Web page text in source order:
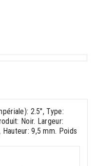
2.5", Type:
Noir. Largeur:
9,5 mm. Poids